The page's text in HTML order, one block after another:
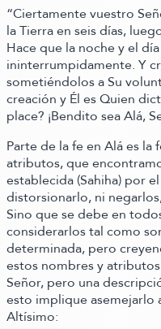
“Ciertamente vuestro
la Tierra en seis días,
Hace que la noche y el
ininterrumpidamente. Y
sometiéndolos a Su
creación y Él es Quien
place? ¡Bendito sea Alá,
Parte de la fe en Alá es
atributos, que
establecida(Sahiha)por
distorsionarlo, ni
Sino que se debe en
considerarlos tal como
determinada, pero
estos nombres y
Señor, pero una
esto implique asemejarlo
Altísimo: